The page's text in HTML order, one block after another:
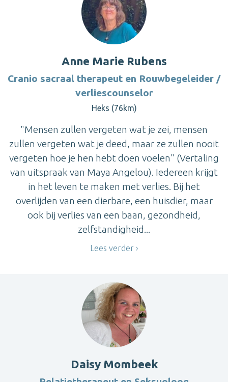
Anne Marie Rubens
Cranio sacraal therapeut en Rouwbegeleider /
verliescounselor
Heks (76km)
"Mensen zullen vergeten wat je zei, mensen
zullen vergeten wat je deed, maar ze zullen nooit
vergeten hoe je hen hebt doen voelen" (Vertaling
van uitspraak van Maya Angelou). Iedereen krijgt
in het leven te maken met verlies. Bij het
overlijden van een dierbare, een huisdier, maar
ook bij verlies van een baan, gezondheid,
zelfstandigheid...
Lees verder
Daisy Mombeek